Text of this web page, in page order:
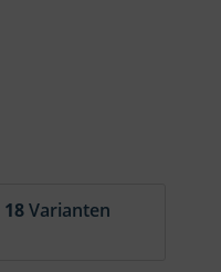
18Varianten